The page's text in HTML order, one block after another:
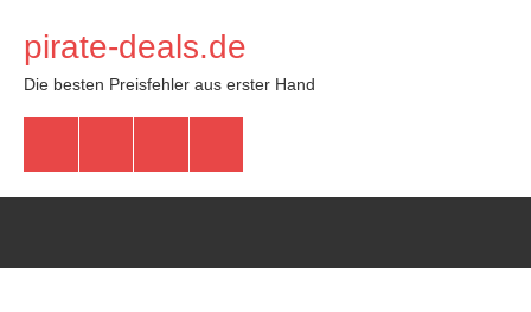
Inhalt
springen
pirate-deals.de
Die besten Preisfehler aus erster Hand